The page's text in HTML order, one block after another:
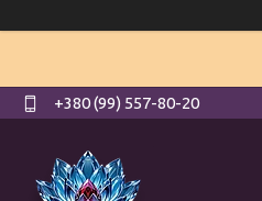
+380 (99) 557-80-20